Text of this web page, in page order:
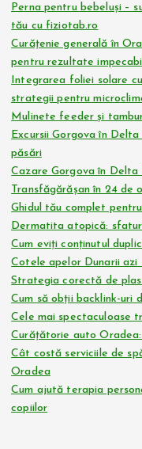
Perna pentru bebeluși –
tău cu fiziotab.ro
Curățenie generală în
pentru rezultate
Integrarea foliei solare
strategii pentru
Mulinete feeder și
Excursii Gorgova în
păsări
Cazare Gorgova în Delta
Transfăgărășan în 24 de
Ghidul tău complet
Dermatita atopică:
Cum eviți conținutul
Cotele apelor Dunarii azi
Strategia corectă de
Cum să obții backlink-uri
Cele mai spectaculoase
Curățătorie auto
Cât costă serviciile de
Oradea
Cum ajută terapia
copiilor